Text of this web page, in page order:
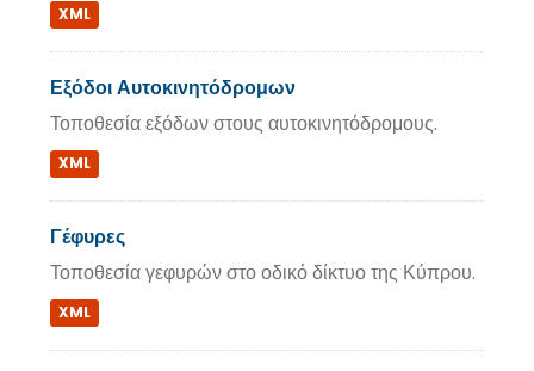
XML
Εξόδοι Αυτοκινητόδρομων
Τοποθεσία εξόδων στους αυτοκινητόδρομους.
XML
Γέφυρες
Τοποθεσία γεφυρών στο οδικό δίκτυο της Κύπρου.
XML